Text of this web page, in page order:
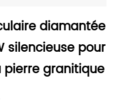
diamantée
silencieuse pour
granitique